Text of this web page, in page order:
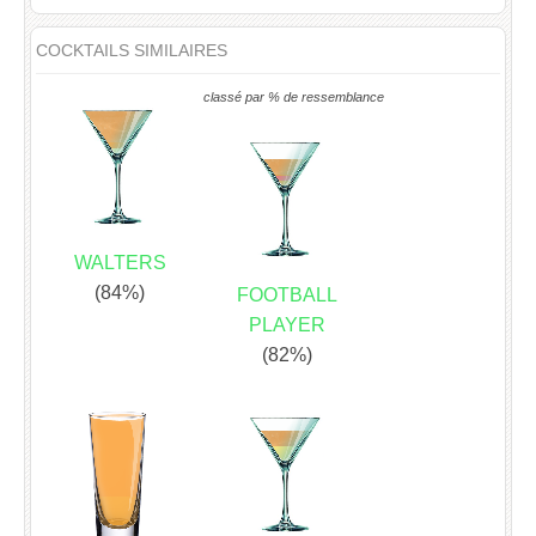
COCKTAILS SIMILAIRES
classé par % de ressemblance
WALTERS
(84%)
FOOTBALL
PLAYER
(82%)